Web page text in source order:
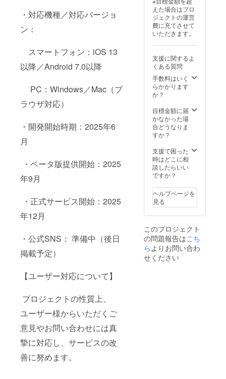
・対応機種／対応バージョ
ン：
スマートフォン：iOS 13
以降／Android 7.0以降
PC：Windows／Mac（ブ
ラウザ対応）
・開発開始時期：2025年6
月
・ベータ版提供開始：2025
年9月
・正式サービス開始：2025
年12月
・公式SNS： 準備中（後日
掲載予定）
【ユーザー対応について】
プロジェクトの性質上、
ユーザー様からいただくご
意見やお問い合わせには真
摯に対応し、サービスの改
善に努めます。
えた場合はプロ
ジェクトの運営
費に充てさせて
いただきます。
支援に関するよ
くある質問
手数料はいく
らかかります
か？
目標金額に届
かなかった場
合どうなりま
すか？
支援で困った
時はどこに相
談したらいい
ですか？
ヘルプページを
見る
このプロジェクト
の問題報告はこち
らよりお問い合わ
せください